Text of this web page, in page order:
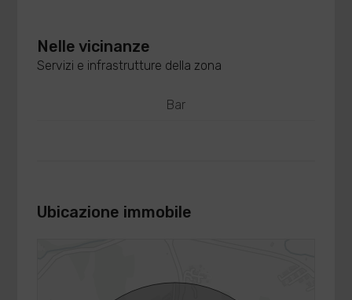
Nelle vicinanze
Servizi e infrastrutture della zona
Bar
Ubicazione immobile